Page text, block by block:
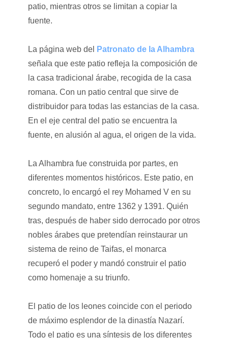
patio, mientras otros se limitan a copiar la
fuente.
La página web del
Patronato de la Alhambra
señala que este patio refleja la composición de
la casa tradicional árabe, recogida de la casa
romana. Con un patio central que sirve de
distribuidor para todas las estancias de la casa.
En el eje central del patio se encuentra la
fuente, en alusión al agua, el origen de la vida.
La Alhambra fue construida por partes, en
diferentes momentos históricos. Este patio, en
concreto, lo encargó el rey Mohamed V en su
segundo mandato, entre 1362 y 1391. Quién
tras, después de haber sido derrocado por otros
nobles árabes que pretendían reinstaurar un
sistema de reino de Taifas, el monarca
recuperó el poder y mandó construir el patio
como homenaje a su triunfo.
El patio de los leones coincide con el periodo
de máximo esplendor de la dinastía Nazarí.
Todo el patio es una síntesis de los diferentes